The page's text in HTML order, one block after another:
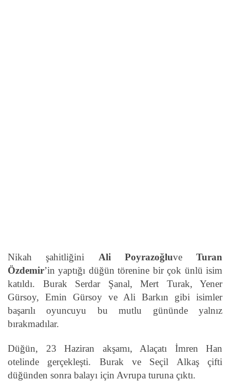
Nikah şahitliğini Ali Poyrazoğluve Turan
Özdemir’in yaptığı düğün törenine bir çok ünlü isim
katıldı. Burak Serdar Şanal, Mert Turak, Yener
Gürsoy, Emin Gürsoy ve Ali Barkın gibi isimler
başarılı oyuncuyu bu mutlu gününde yalnız
bırakmadılar.
Düğün, 23 Haziran akşamı, Alaçatı İmren Han
otelinde gerçekleşti. Burak ve Seçil Alkaş çifti
düğünden sonra balayı için Avrupa turuna çıktı.